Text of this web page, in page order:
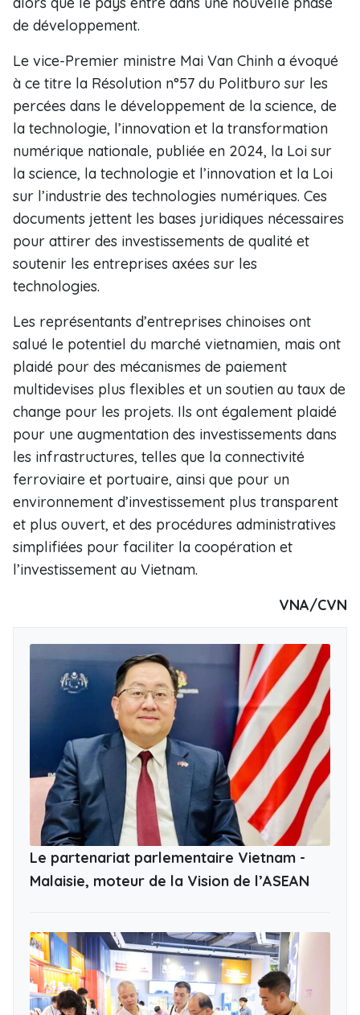
de développement.
Le vice-Premier ministre Mai Van Chinh a évoqué
à ce titre la Résolution n°57 du Politburo sur les
percées dans le développement de la science, de
la technologie, l’innovation et la transformation
numérique nationale, publiée en 2024, la Loi sur
la science, la technologie et l’innovation et la Loi
sur l’industrie des technologies numériques. Ces
documents jettent les bases juridiques nécessaires
pour attirer des investissements de qualité et
soutenir les entreprises axées sur les
technologies.
Les représentants d’entreprises chinoises ont
salué le potentiel du marché vietnamien, mais ont
plaidé pour des mécanismes de paiement
multidevises plus flexibles et un soutien au taux de
change pour les projets. Ils ont également plaidé
pour une augmentation des investissements dans
les infrastructures, telles que la connectivité
ferroviaire et portuaire, ainsi que pour un
environnement d’investissement plus transparent
et plus ouvert, et des procédures administratives
simplifiées pour faciliter la coopération et
l’investissement au Vietnam.
VNA/CVN
Le partenariat parlementaire Vietnam -
Malaisie, moteur de la Vision de l’ASEAN